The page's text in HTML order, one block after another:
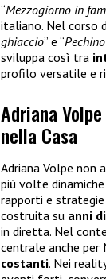
“Mezzogiorno in
italiano. Nel corso
ghiaccio” e “
sviluppa così tra
profilo versatile e
Adriana
nella Casa
Adriana Volpe
più volte
rapporti e strategie
costruita su anni
in diretta. Nel
centrale anche per
costanti. Nei